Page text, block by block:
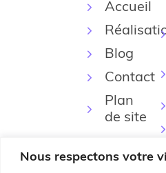
Nous respectons votre
Accueil
Blog
Contact
Plan
de site